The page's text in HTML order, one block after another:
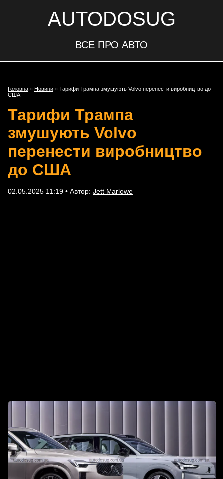
AUTODOSUG
ВСЕ ПРО АВТО
Головна » Новини » Тарифи Трампа змушують Volvo перенести виробництво до
США
Тарифи Трампа
змушують Volvo
перенести виробництво
до США
02.05.2025 11:19 • Автор: Jett Marlowe